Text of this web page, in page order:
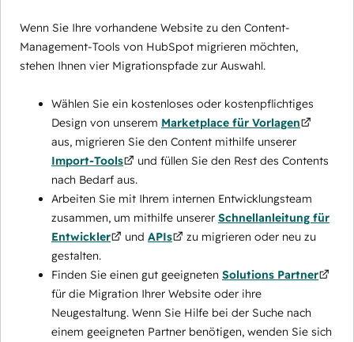
Wenn Sie Ihre vorhandene Website zu den Content-
Management-Tools von HubSpot migrieren möchten,
stehen Ihnen vier Migrationspfade zur Auswahl.
Wählen Sie ein kostenloses oder kostenpflichtiges
Design von unserem Marketplace für Vorlagen
aus, migrieren Sie den Content mithilfe unserer
Import-Tools
und füllen Sie den Rest des Contents
nach Bedarf aus.
Arbeiten Sie mit Ihrem internen Entwicklungsteam
zusammen, um mithilfe unserer Schnellanleitung für
Entwickler
und APIs
zu migrieren oder neu zu
gestalten.
Finden Sie einen gut geeigneten Solutions Partner
für die Migration Ihrer Website oder ihre
Neugestaltung. Wenn Sie Hilfe bei der Suche nach
einem geeigneten Partner benötigen, wenden Sie sich